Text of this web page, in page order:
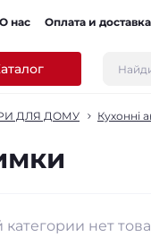
О нас Оплата и доставка
ДЛЯ ДОМУ Кухонні
категории нет